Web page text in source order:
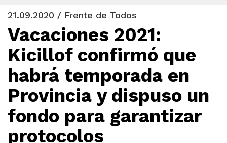
21.09.2020 / Frente de Todos
Vacaciones 2021:
Kicillof confirmó que
habrá temporada en
Provincia y dispuso un
fondo para garantizar
protocolos